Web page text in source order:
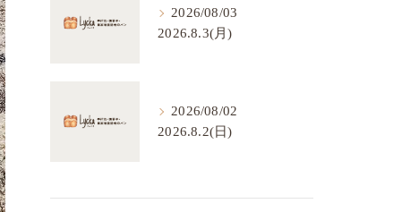
2026/08/03
2026.8.3(月)
2026/08/02
2026.8.2(日)